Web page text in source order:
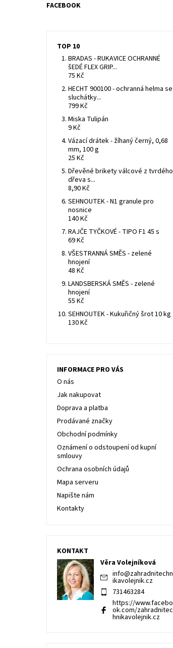
FACEBOOK
TOP 10
BRADAS - RUKAVICE OCHRANNÉ
šEDÉ FLEX GRIP...
75 Kč
HECHT 900100 - ochranná helma se
sluchátky...
799 Kč
Miska Tulipán
9 Kč
Vázací drátek - žíhaný černý, 0,68
mm, 100 g
25 Kč
Dřevěné brikety válcové z tvrdého
dřeva s...
8,90 Kč
SEHNOUTEK - N1 granule pro
nosnice
140 Kč
RAJČE TYČKOVÉ - TIPO F1 45 s
69 Kč
VŠESTRANNÁ SMĚS - zelené
hnojení
48 Kč
LANDSBERSKÁ SMĚS - zelené
hnojení
55 Kč
SEHNOUTEK - Kukuřičný šrot 10 kg
130 Kč
INFORMACE PRO VÁS
O nás
Jak nakupovat
Doprava a platba
Prodávané značky
Obchodní podmínky
Oznámení o odstoupení od kupní
smlouvy
Ochrana osobních údajů
Mapa serveru
Napište nám
Kontakty
KONTAKT
Věra Volejníková
info@zahradnitechn
ikavolejnik.cz
731463284
https://www.facebo
ok.com/zahradnitec
hnikavolejnik.cz